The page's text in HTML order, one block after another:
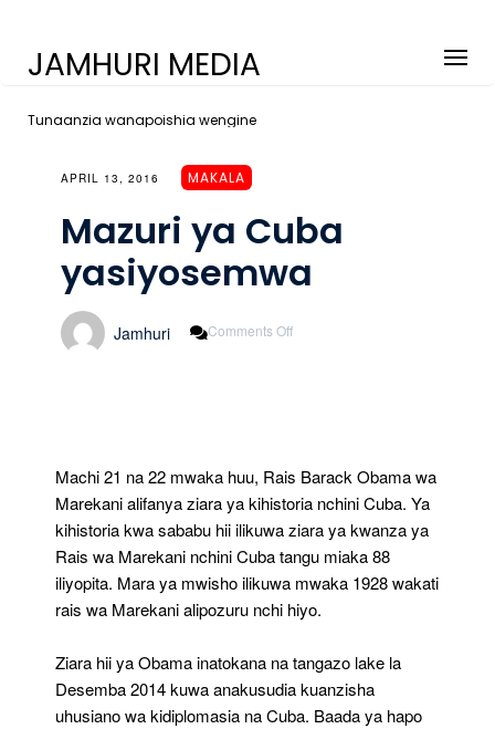
JAMHURI MEDIA
Tunaanzia wanapoishia wengine
APRIL 13, 2016 MAKALA
Mazuri ya Cuba
yasiyosemwa
Jamhuri Comments Off
Machi 21 na 22 mwaka huu, Rais Barack Obama wa
Marekani alifanya ziara ya kihistoria nchini Cuba. Ya
kihistoria kwa sababu hii ilikuwa ziara ya kwanza ya
Rais wa Marekani nchini Cuba tangu miaka 88
iliyopita. Mara ya mwisho ilikuwa mwaka 1928 wakati
rais wa Marekani alipozuru nchi hiyo.
Ziara hii ya Obama inatokana na tangazo lake la
Desemba 2014 kuwa anakusudia kuanzisha
uhusiano wa kidiplomasia na Cuba. Baada ya hapo